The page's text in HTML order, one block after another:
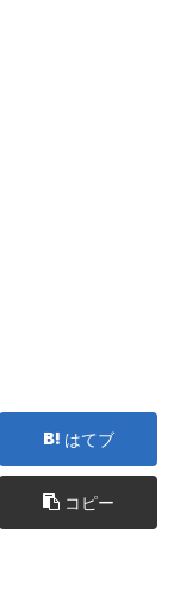
はてブ
コピー